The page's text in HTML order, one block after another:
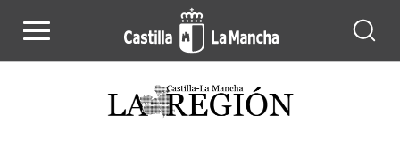
Actualidad de la región de Castilla-